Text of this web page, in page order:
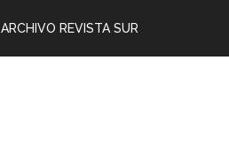
ARCHIVO REVISTA SUR